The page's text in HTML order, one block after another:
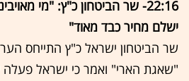
22:16- שר הביטחון כ"ץ: "מי
ישלם מחיר כבד מאוד"
שר הביטחון ישראל כ"ץ התייחס
"שאגת הארי" ואמר כי ישראל